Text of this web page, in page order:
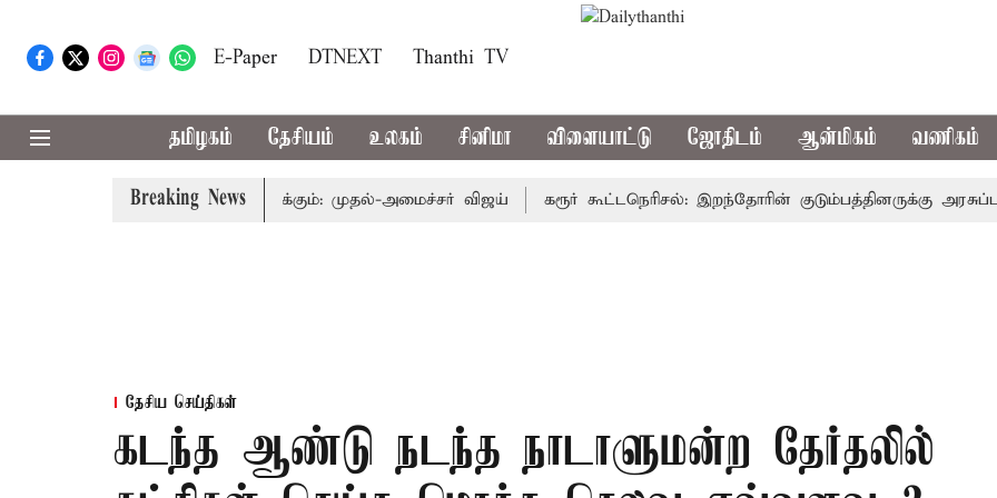
E-Paper DTNEXT Thanthi TV
தமிழகம் தேசியம் உலகம் சினிமா விளையாட்டு ஜோதிடம் ஆன்மிகம் வணிகம்
Breaking News
தொகுதி மறுவரையறை பாதிக்கும்: முதல்-அமைச்சர் விஜய் கரூர் கூட்டநெரிசல்: இறந்தோரின் குடும்பத்தினருக்கு அரசுப்பணி
தேசிய செய்திகள்
கடந்த ஆண்டு நடந்த நாடாளுமன்ற தேர்தலில்